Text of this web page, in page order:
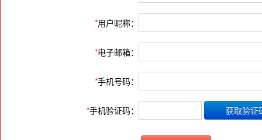
*用户昵称：
*电子邮箱：
*手机号码：
*手机验证码：